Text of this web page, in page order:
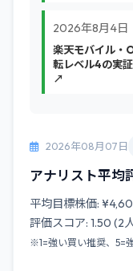
2026年8月4日
楽天モバイル・
転レベル4の実
↗
2026年08月07日
アナリスト平均
平均目標株価:
評価スコア: 1.50 (2
※1=強い買い推奨、5=